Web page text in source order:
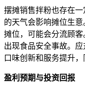
摆摊销售拌粉也存在
的天气会影响摊位生
摊位，可能会分流顾
出现食品安全事故。
口味创新和服务提升
盈利预期与投资回报